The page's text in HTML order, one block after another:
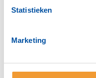
Statistieken
Marketing
Hulp bij inloggen
Vraag dan eerst
Hoofdlettergevoelig
Let op: Je